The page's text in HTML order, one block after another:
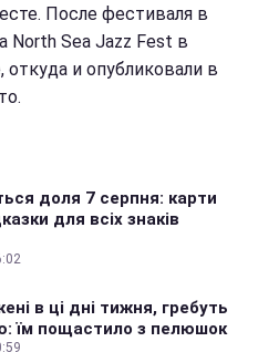
После фестиваля в
North Sea Jazz Fest в
и опубликовали в
доля 7 серпня: карти
для всіх знаків
в ці дні тижня, гребуть
їм пощастило з пелюшок